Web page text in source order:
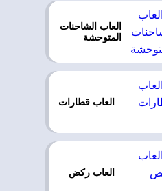
العاب الشاحنات
المتوحشة
العاب قطارات
العاب ركض